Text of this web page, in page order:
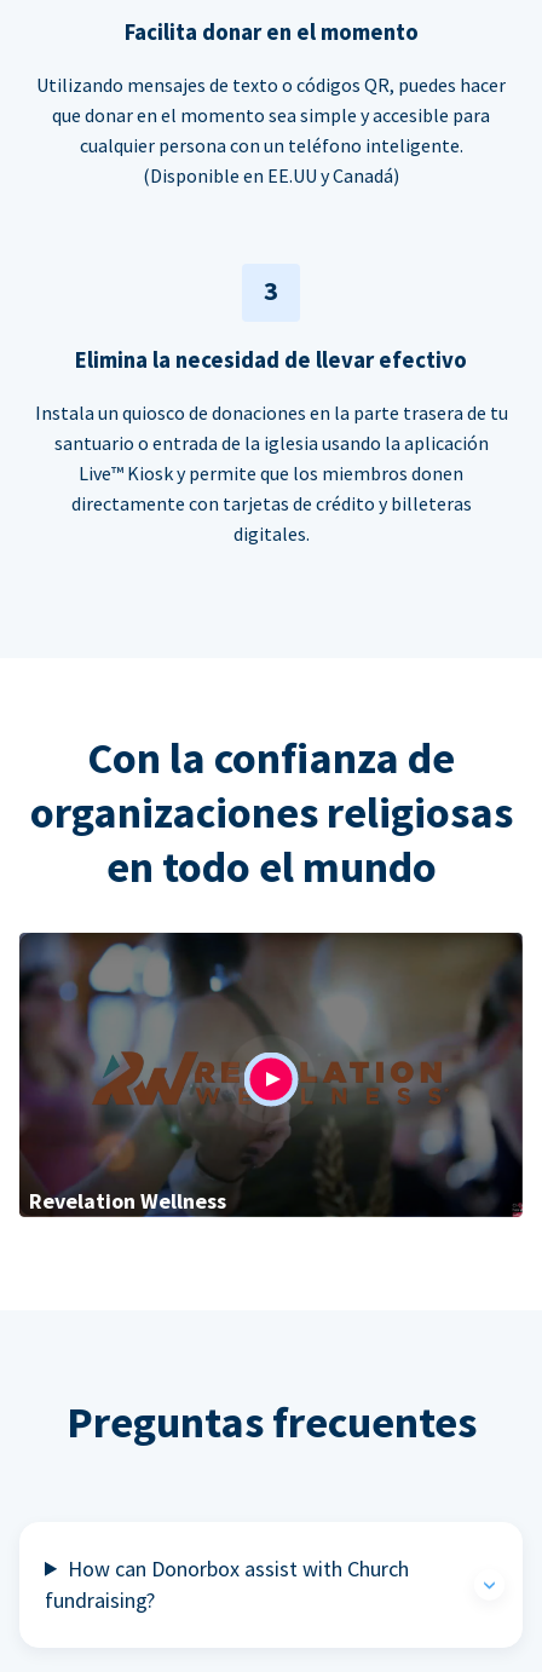
Facilita donar en el momento
Utilizando mensajes de texto o códigos QR, puedes hacer
que donar en el momento sea simple y accesible para
cualquier persona con un teléfono inteligente.
(Disponible en EE.UU y Canadá)
3
Elimina la necesidad de llevar efectivo
Instala un quiosco de donaciones en la parte trasera de tu
santuario o entrada de la iglesia usando la aplicación
Live™ Kiosk y permite que los miembros donen
directamente con tarjetas de crédito y billeteras
digitales.
Con la confianza de
organizaciones religiosas
en todo el mundo
Revelation Wellness
Preguntas frecuentes
How can Donorbox assist with Church
fundraising?